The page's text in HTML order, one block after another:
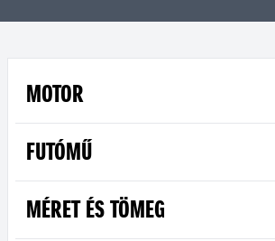
MOTOR
FUTÓMŰ
MÉRET ÉS TÖMEG